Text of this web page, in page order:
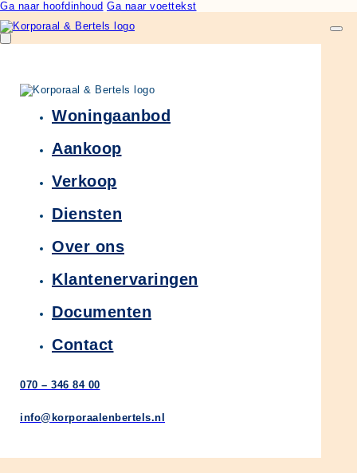
Ga naar hoofdinhoud Ga naar voettekst
Woningaanbod
Aankoop
Verkoop
Diensten
Over ons
Klantenervaringen
Documenten
Contact
070 – 346 84 00
info@korporaalenbertels.nl